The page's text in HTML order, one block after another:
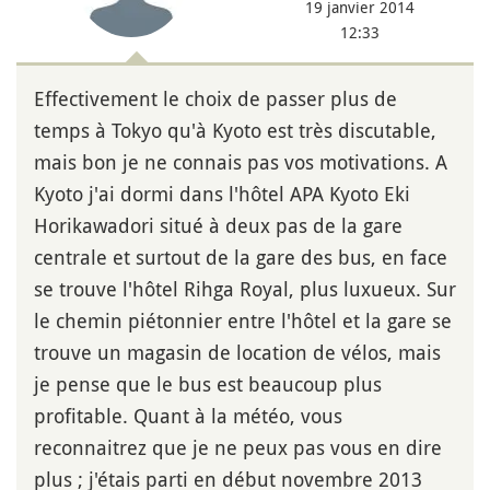
19 janvier 2014
12:33
Effectivement le choix de passer plus de
temps à Tokyo qu'à Kyoto est très discutable,
mais bon je ne connais pas vos motivations. A
Kyoto j'ai dormi dans l'hôtel APA Kyoto Eki
Horikawadori situé à deux pas de la gare
centrale et surtout de la gare des bus, en face
se trouve l'hôtel Rihga Royal, plus luxueux. Sur
le chemin piétonnier entre l'hôtel et la gare se
trouve un magasin de location de vélos, mais
je pense que le bus est beaucoup plus
profitable. Quant à la météo, vous
reconnaitrez que je ne peux pas vous en dire
plus ; j'étais parti en début novembre 2013